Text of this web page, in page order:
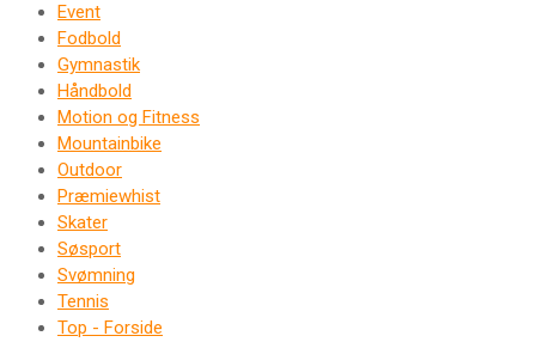
Event
Fodbold
Gymnastik
Håndbold
Motion og Fitness
Mountainbike
Outdoor
Præmiewhist
Skater
Søsport
Svømning
Tennis
Top - Forside